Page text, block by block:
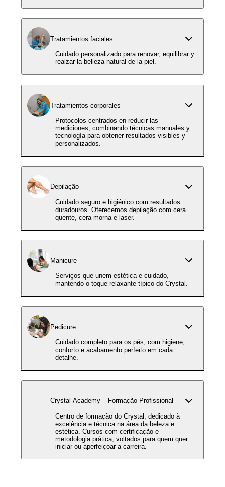
Tratamientos faciales
Cuidado personalizado para renovar, equilibrar y
realzar la belleza natural de la piel.
Tratamientos corporales
Protocolos centrados en reducir las
mediciones, combinando técnicas manuales y
tecnología para obtener resultados visibles y
personalizados.
Depilação
Cuidado seguro e higiénico com resultados
duradouros. Oferecemos depilação com cera
quente, cera morna e laser.
Manicure
Serviços que unem estética e cuidado,
mantendo o toque relaxante típico do Crystal.
Pedicure
Cuidado completo para os pés, com higiene,
conforto e acabamento perfeito em cada
detalhe.
Crystal Academy – Formação Profissional
Centro de formação do Crystal, dedicado à
excelência e técnica na área da beleza e
estética. Cursos com certificação e
metodologia prática, voltados para quem quer
iniciar ou aperfeiçoar a carreira.